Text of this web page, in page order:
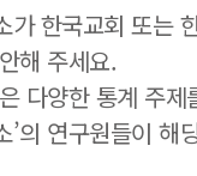
가 한국교회 또는
해 주세요.
다양한 통계 주제
’의 연구원들이 해